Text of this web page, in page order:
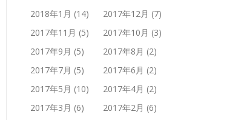
2018年1月 (14) 2017年12月 (7)
2017年11月 (5) 2017年10月 (3)
2017年9月 (5) 2017年8月 (2)
2017年7月 (5) 2017年6月 (2)
2017年5月 (10) 2017年4月 (2)
2017年3月 (6) 2017年2月 (6)